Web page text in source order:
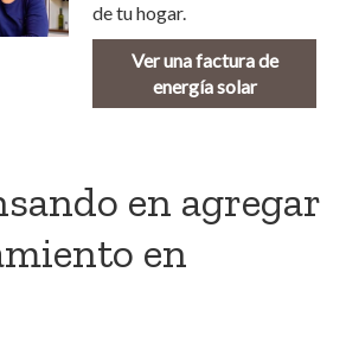
de tu hogar.
Ver una factura de
energía solar
en agregar
en